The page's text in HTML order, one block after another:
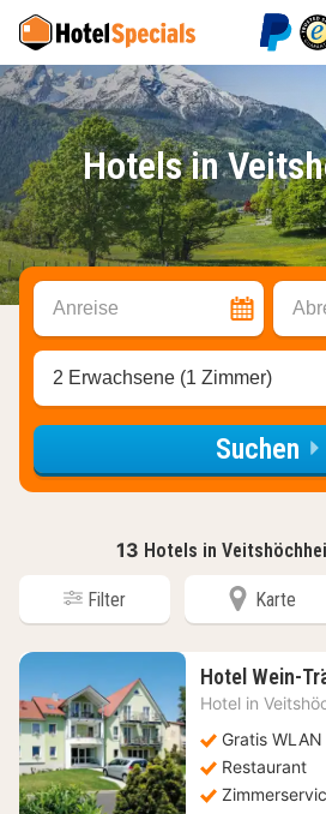
Hotels in
Anreise
2 Erwachsene (1 Zimmer)
Suchen
13 Hotels in
Filter Karte
Hotel Wein-
Hotel in
Gratis WLAN
Restaurant